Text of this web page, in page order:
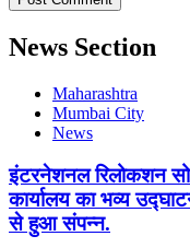
News Section
Maharashtra
Mumbai City
News
इंटरनेशनल रिलोकशन
कार्यालय का भव्य
से हुआ संपन्न.